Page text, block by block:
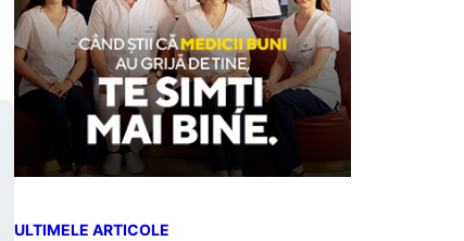
ULTIMELE ARTICOLE